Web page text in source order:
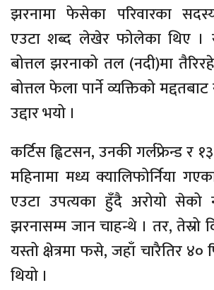
झरनामा फेसेका परिवारका
एउटा शब्द लेखेर फोलेका थिए ।
बोत्तल झरनाको तल (नदी)मा
बोत्तल फेला पार्ने व्यक्तिको
उद्दार भयो ।
कर्टिस ह्विटसन, उनकी गर्लफ्रेन्ड र
महिनामा मध्य क्यालिफोर्निया
एउटा उपत्यका हुँदै अरोयो सेको
झरनासम्म जान चाहन्थे । तर, तेस्रो
यस्तो क्षेत्रमा फसे, जहाँ चारैतिर ४०
थियो ।